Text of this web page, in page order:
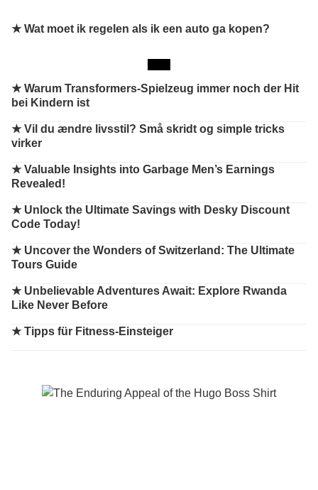
★ Wat moet ik regelen als ik een auto ga kopen?
★Warum Transformers-Spielzeug immer noch der Hit
bei Kindern ist
★Vil du ændre livsstil? Små skridt og simple tricks
virker
★Valuable Insights into Garbage Men’s Earnings
Revealed!
★ Unlock the Ultimate Savings with Desky Discount
Code Today!
★ Uncover the Wonders of Switzerland: The Ultimate
Tours Guide
★ Unbelievable Adventures Await: Explore Rwanda
Like Never Before
★Tipps für Fitness-Einsteiger